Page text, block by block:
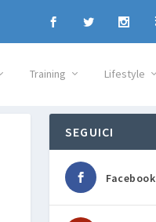
Training Lifestyle
SEGUICI
Facebook